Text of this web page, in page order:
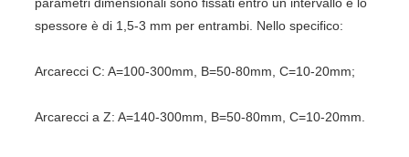
spessore è di 1,5-3 mm per entrambi. Nello specifico:
Arcarecci C: A=100-300mm, B=50-80mm, C=10-20mm;
Arcarecci a Z: A=140-300mm, B=50-80mm, C=10-20mm.